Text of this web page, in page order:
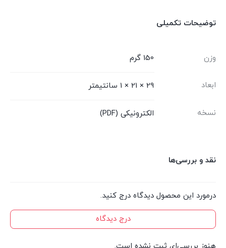
توضیحات تکمیلی
وزن 150 گرم
ابعاد 29 × 21 × 1 سانتیمتر
نسخه الکترونیکی (PDF)
نقد و بررسی‌ها
درمورد این محصول دیدگاه درج کنید.
درج دیدگاه